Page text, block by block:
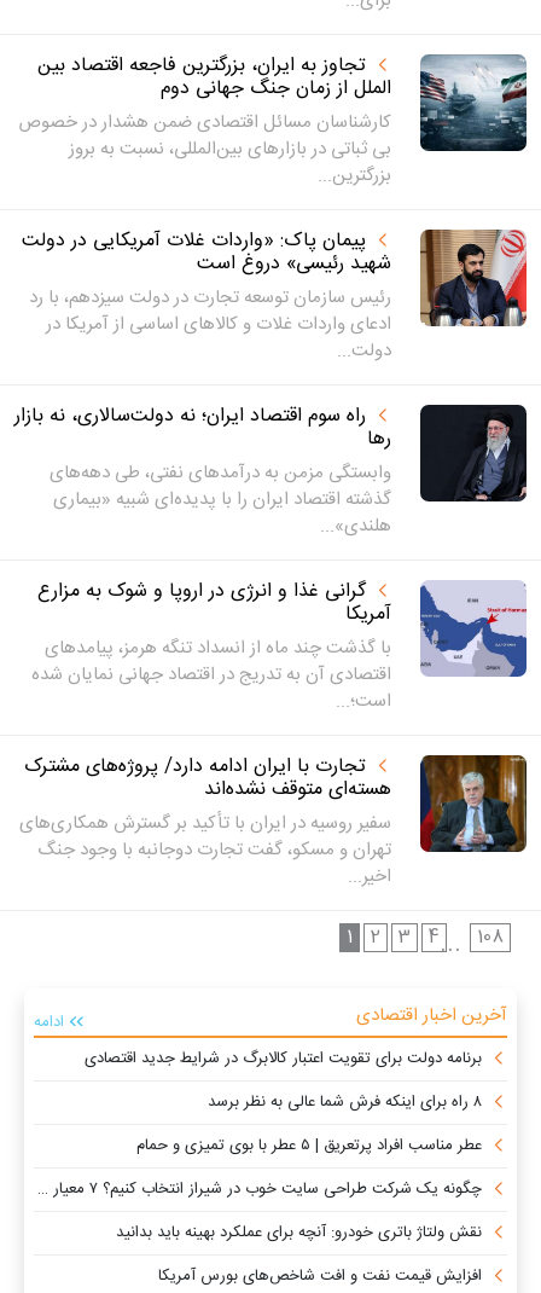
تجاوز به ایران، بزرگترین فاجعه‌ اقتصاد بین
الملل از زمان جنگ جهانی دوم
کارشناسان مسائل اقتصادی ضمن هشدار در خصوص
‌بی ثباتی در بازارهای بین‌المللی، نسبت به بروز
بزرگترین...
پیمان پاک: «واردات غلات آمریکایی در دولت
شهید رئیسی» دروغ است
رئیس سازمان توسعه تجارت در دولت سیزدهم، با رد
ادعای واردات غلات و کالاهای اساسی از آمریکا در
دولت...
راه سوم اقتصاد ایران؛ نه دولت‌سالاری، نه بازار
رها
وابستگی مزمن به درآمدهای نفتی، طی دهه‌های
گذشته اقتصاد ایران را با پدیده‌ای شبیه «بیماری
هلندی»...
گرانی غذا و انرژی در اروپا و شوک به مزارع
آمریکا
با گذشت چند ماه از انسداد تنگه هرمز، پیامدهای
اقتصادی آن به تدریج در اقتصاد جهانی نمایان شده
است؛...
تجارت با ایران ادامه دارد/ پروژه‌های مشترک
هسته‌ای متوقف نشده‌اند
سفیر روسیه در ایران با تأکید بر گسترش همکاری‌های
تهران و مسکو، گفت تجارت دوجانبه با وجود جنگ
اخیر...
1
2 3 4... 108
آخرین اخبار اقتصادی
ادامه
برنامه دولت برای تقویت اعتبار کالابرگ در شرایط جدید اقتصادی
۸ راه برای اینکه فرش شما عالی به نظر برسد
عطر مناسب افراد پرتعریق | ۵ عطر با بوی تمیزی و حمام
چگونه یک شرکت طراحی سایت خوب در شیراز انتخاب کنیم؟ ۷ معیار مهم قبل از سفارش سایت
نقش ولتاژ باتری خودرو: آنچه برای عملکرد بهینه باید بدانید
افزایش قیمت نفت و افت شاخص‌های بورس آمریکا